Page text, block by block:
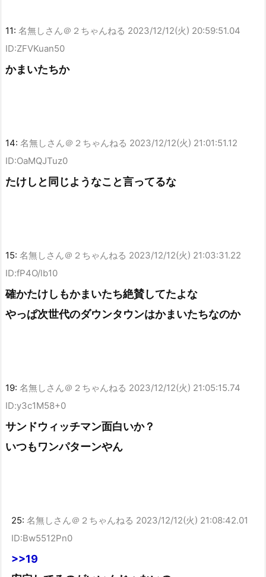
11: 名無しさん＠２ちゃんねる 2023/12/12(火) 20:59:51.04
ID:ZFVKuan50
かまいたちか
14: 名無しさん＠２ちゃんねる 2023/12/12(火) 21:01:51.12
ID:OaMQJTuz0
たけしと同じようなこと言ってるな
15: 名無しさん＠２ちゃんねる 2023/12/12(火) 21:03:31.22
ID:fP4O/lb10
確かたけしもかまいたち絶賛してたよな
やっぱ次世代のダウンタウンはかまいたちなのか
19: 名無しさん＠２ちゃんねる 2023/12/12(火) 21:05:15.74
ID:y3c1M58+0
サンドウィッチマン面白いか？
いつもワンパターンやん
25: 名無しさん＠２ちゃんねる 2023/12/12(火) 21:08:42.01
ID:Bw5512Pn0
>>19